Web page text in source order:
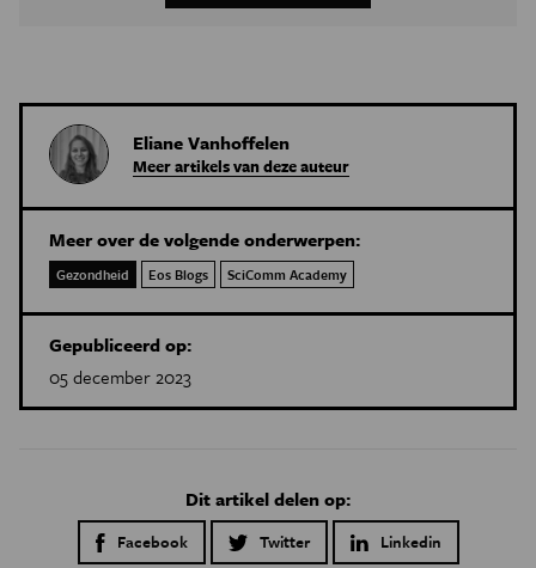
Eliane Vanhoffelen
Meer artikels van deze auteur
Meer over de volgende onderwerpen:
Gezondheid Eos Blogs SciComm Academy
Gepubliceerd op:
05 december 2023
Dit artikel delen op:
Facebook Twitter Linkedin